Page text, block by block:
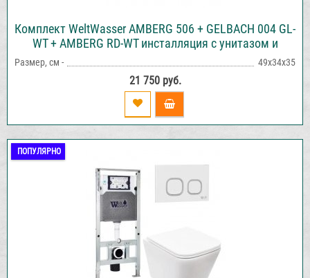
Комплект WeltWasser AMBERG 506 + GELBACH 004 GL-
WT + AMBERG RD-WT инсталляция с унитазом и
Размер, см - 49х34х35
21 750 руб.
ПОПУЛЯРНО